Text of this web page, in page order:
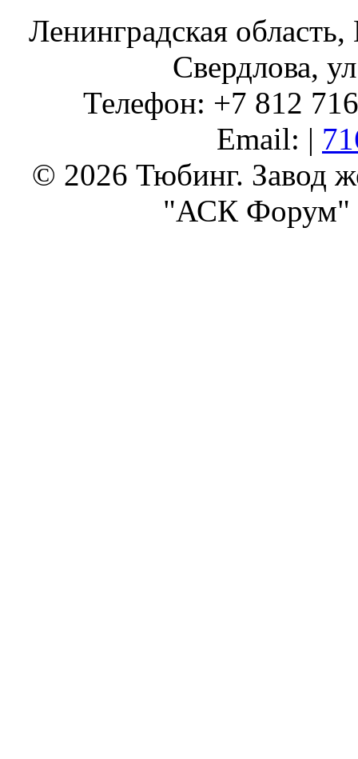
Ленинградская
Свердлова,
Телефон: +7 812
Email: |
© 2026 Тюбинг. Завод
"АСК Форум"